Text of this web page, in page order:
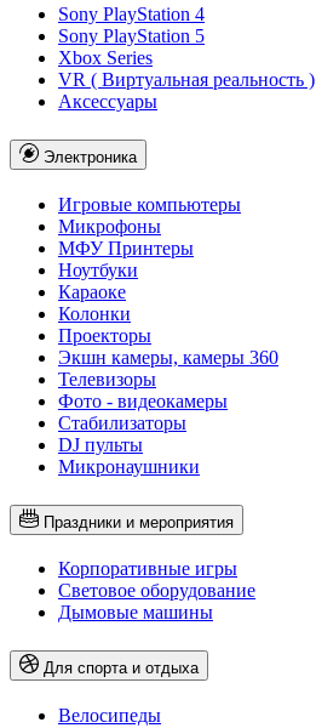
Sony PlayStation 4
Sony PlayStation 5
Xbox Series
VR ( Виртуальная реальность )
Аксессуары
Электроника
Игровые компьютеры
Микрофоны
МФУ Принтеры
Ноутбуки
Караоке
Колонки
Проекторы
Экшн камеры, камеры 360
Телевизоры
Фото - видеокамеры
Стабилизаторы
DJ пульты
Микронаушники
Праздники и мероприятия
Корпоративные игры
Световое оборудование
Дымовые машины
Для спорта и отдыха
Велосипеды